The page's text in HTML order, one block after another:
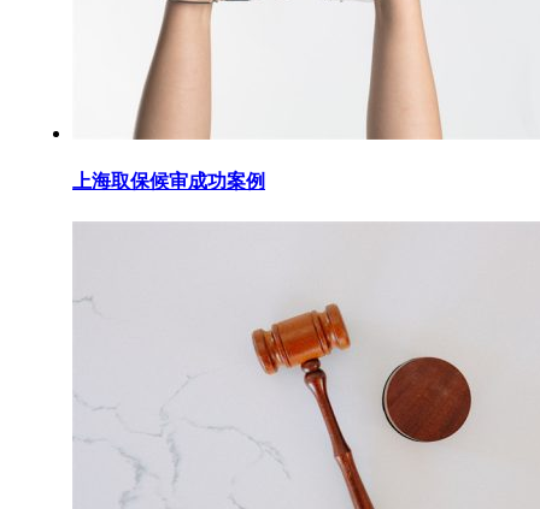
上海取保候审成功案例